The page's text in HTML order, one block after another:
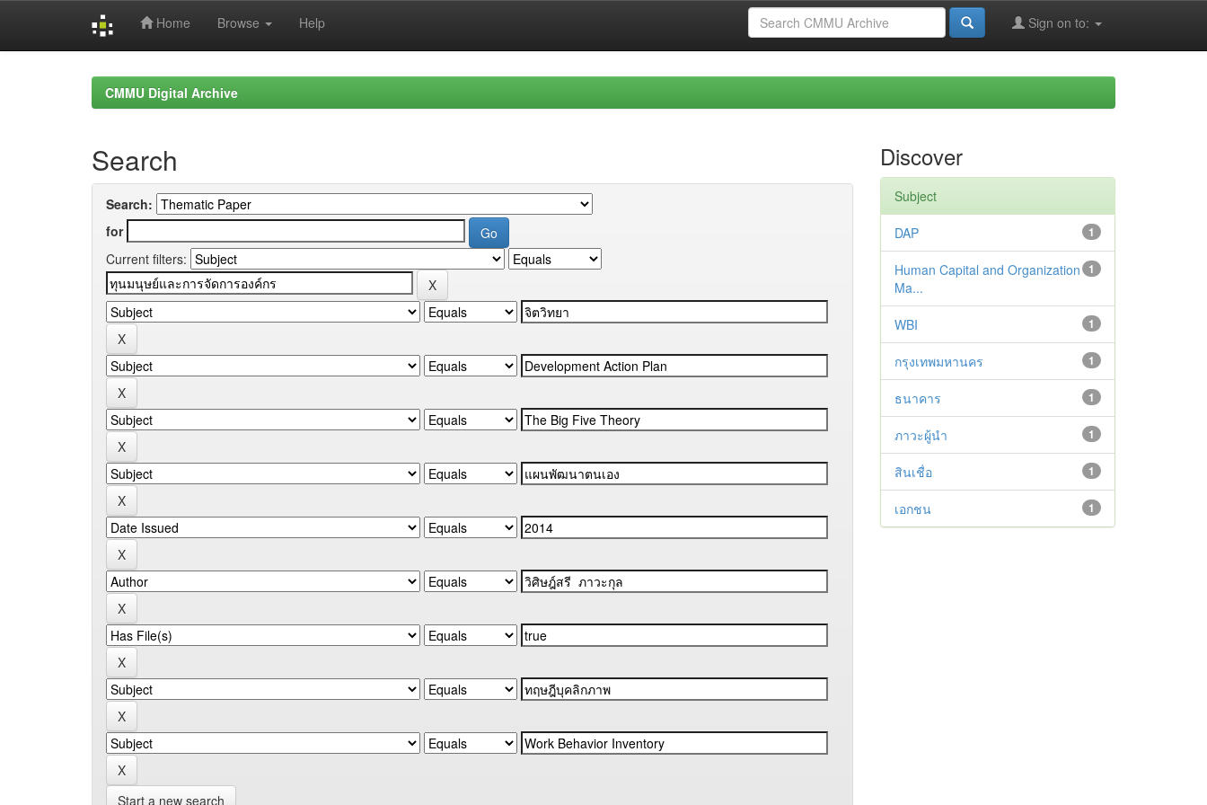
Home Browse Help Sign on to:
CMMU Digital Archive
Search
Search:
for
Current filters:
Start a new search
Discover
Subject
1
DAP
1
Human Capital and Organization
Ma...
1
WBI
1
กรุงเทพมหานคร
1
ธนาคาร
1
ภาวะผู้นำ
1
สินเชื่อ
1
เอกชน